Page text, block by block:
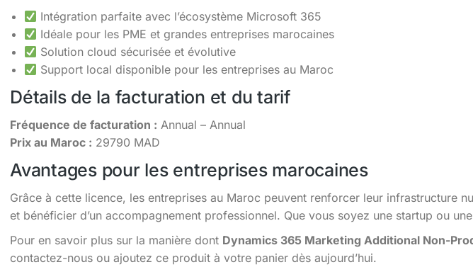
Intégration parfaite avec l’écosystème Microsoft 365
Idéale pour les PME et grandes entreprises marocaines
Solution cloud sécurisée et évolutive
Support local disponible pour les entreprises au Maroc
Détails de la facturation et du tarif
Fréquence de facturation : Annual – Annual
Prix au Maroc : 29790 MAD
Avantages pour les entreprises marocaines
Grâce à cette licence, les entreprises au Maroc peuvent renforcer leur infrastructure
et bénéficier d’un accompagnement professionnel. Que vous soyez une startup ou
Pour en savoir plus sur la manière dont Dynamics 365 Marketing Additional Non-
contactez-nous ou ajoutez ce produit à votre panier dès aujourd’hui.